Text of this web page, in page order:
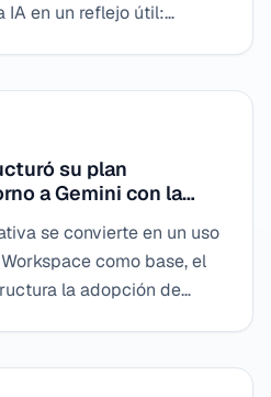
IA en un reflejo útil:
su plan
a Gemini con la
se convierte en un uso
como base, el
la adopción de